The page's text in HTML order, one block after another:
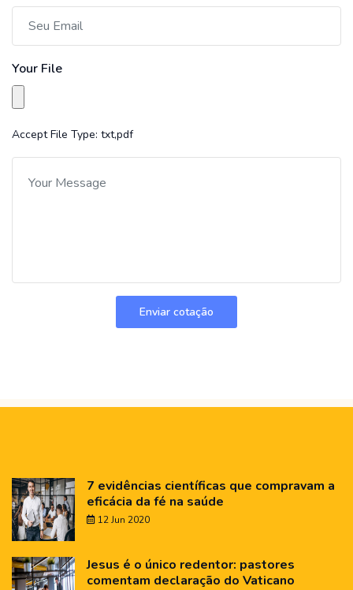
Your File
Accept File Type: txt,pdf
Enviar cotação
7 evidências científicas que compravam a
eficácia da fé na saúde
12 Jun 2020
Jesus é o único redentor: pastores
comentam declaração do Vaticano